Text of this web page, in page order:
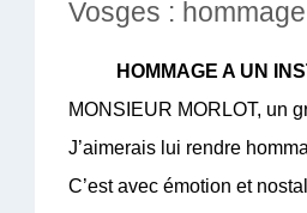
Vosges :
HOMMAGE A UN
MONSIEUR MORLOT, un
J’aimerais lui rendre
C’est avec émotion et